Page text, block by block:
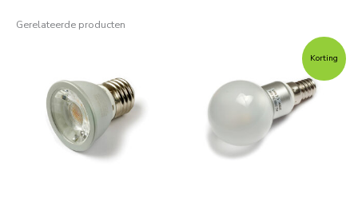
Gerelateerde producten
Korting
€9,95.€8,45.